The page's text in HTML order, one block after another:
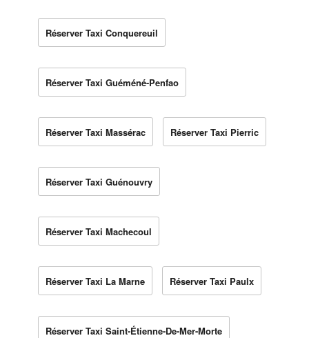
Réserver Taxi Conquereuil
Réserver Taxi Guéméné-Penfao
Réserver Taxi Massérac Réserver Taxi Pierric
Réserver Taxi Guénouvry
Réserver Taxi Machecoul
Réserver Taxi La Marne Réserver Taxi Paulx
Réserver Taxi Saint-Étienne-De-Mer-Morte